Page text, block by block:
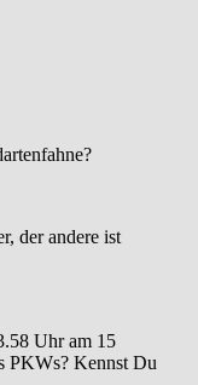
der andere ist
Uhr am 15
PKWs? Kennst Du